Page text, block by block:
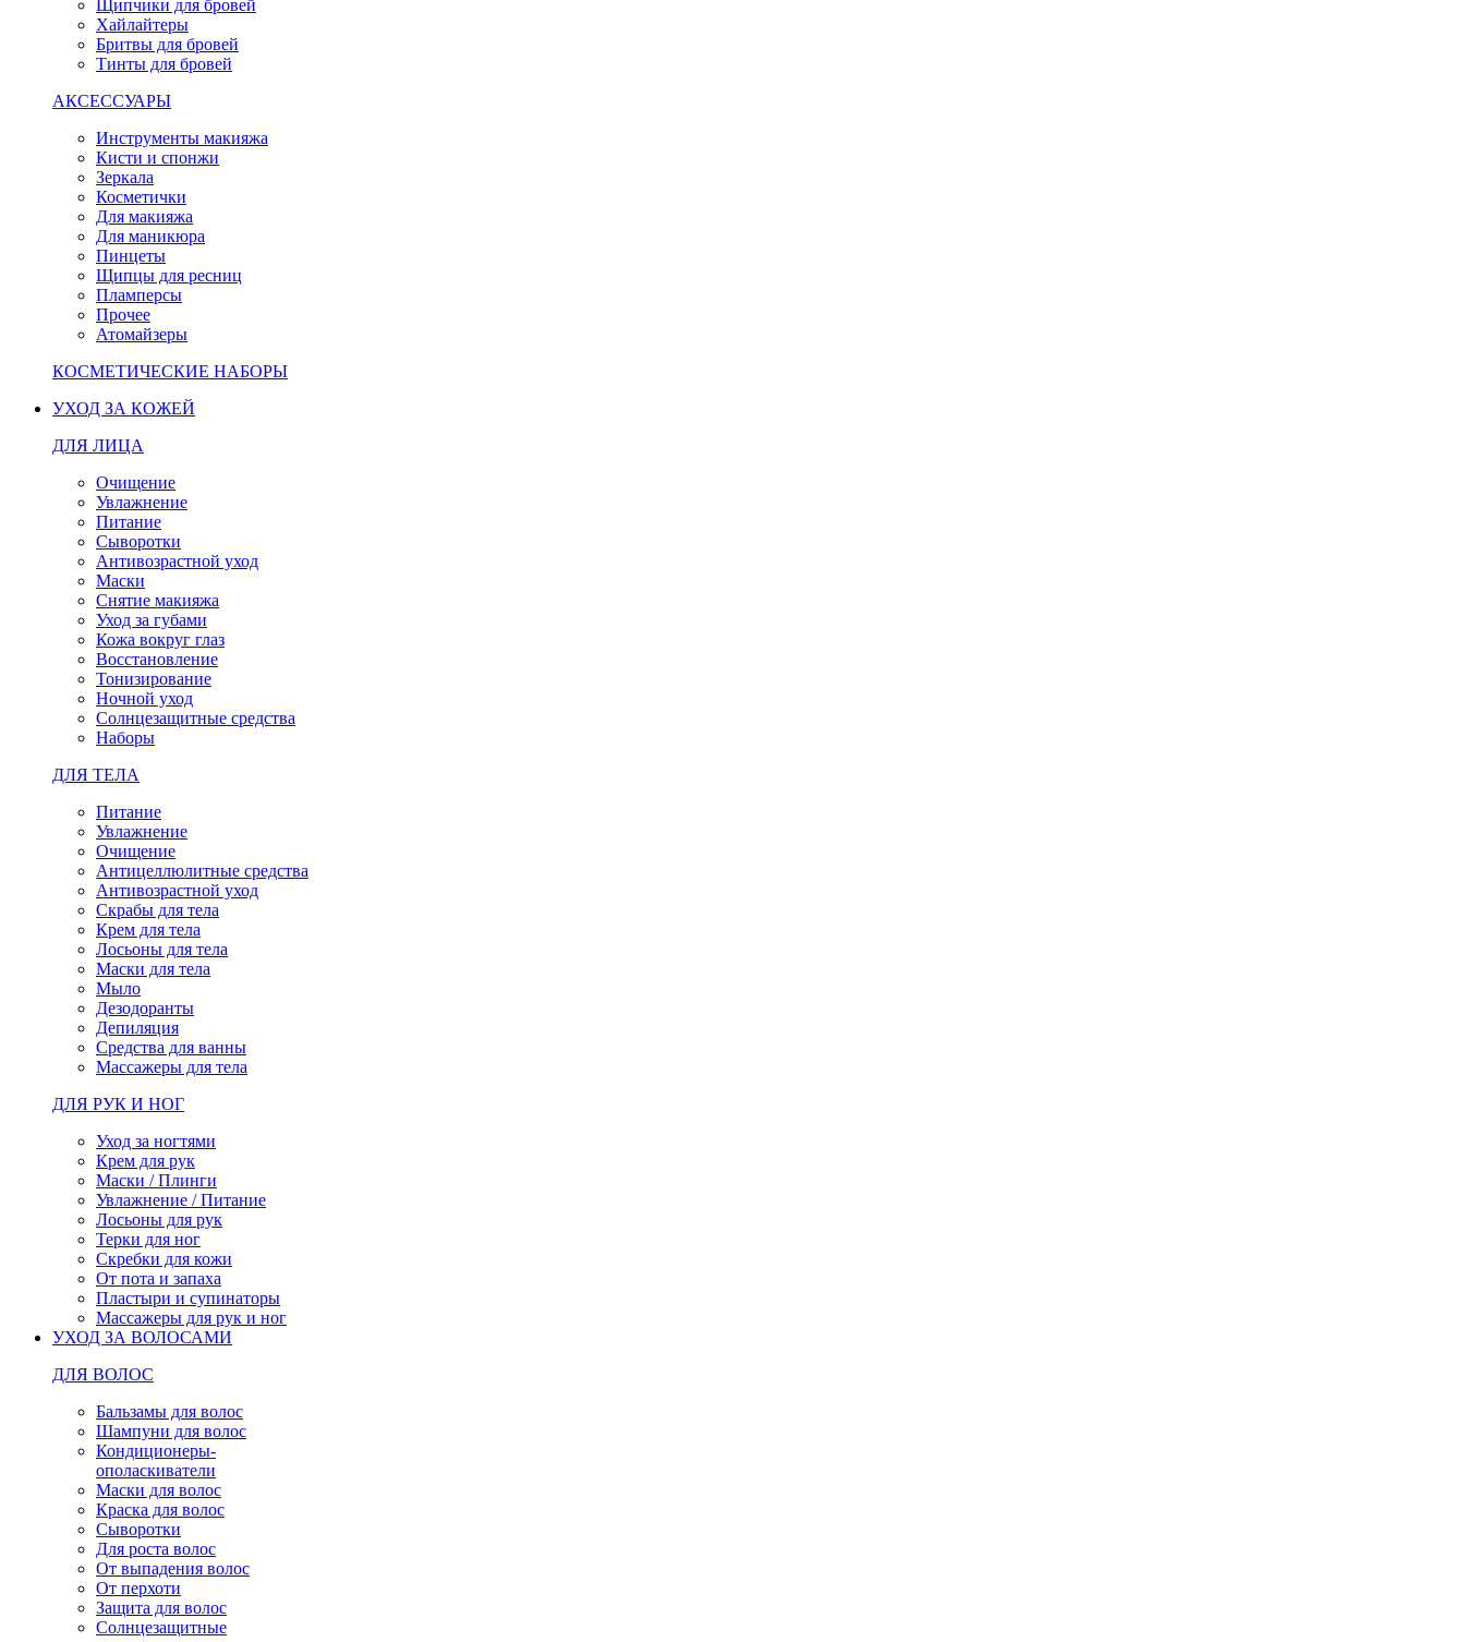
Щипчики для бровей
Хайлайтеры
Бритвы для бровей
Тинты для бровей
АКСЕССУАРЫ
Инструменты макияжа
Кисти и спонжи
Зеркала
Косметички
Для макияжа
Для маникюра
Пинцеты
Щипцы для ресниц
Пламперсы
Прочее
Атомайзеры
КОСМЕТИЧЕСКИЕ НАБОРЫ
УХОД ЗА КОЖЕЙ
ДЛЯ ЛИЦА
Очищение
Увлажнение
Питание
Сыворотки
Антивозрастной уход
Маски
Снятие макияжа
Уход за губами
Кожа вокруг глаз
Восстановление
Тонизирование
Ночной уход
Солнцезащитные средства
Наборы
ДЛЯ ТЕЛА
Питание
Увлажнение
Очищение
Антицеллюлитные средства
Антивозрастной уход
Скрабы для тела
Крем для тела
Лосьоны для тела
Маски для тела
Мыло
Дезодоранты
Депиляция
Средства для ванны
Массажеры для тела
ДЛЯ РУК И НОГ
Уход за ногтями
Крем для рук
Маски / Плинги
Увлажнение / Питание
Лосьоны для рук
Терки для ног
Скребки для кожи
От пота и запаха
Пластыри и супинаторы
Массажеры для рук и ног
УХОД ЗА ВОЛОСАМИ
ДЛЯ ВОЛОС
Бальзамы для волос
Шампуни для волос
Кондиционеры-
ополаскиватели
Маски для волос
Краска для волос
Сыворотки
Для роста волос
От выпадения волос
От перхоти
Защита для волос
Солнцезащитные